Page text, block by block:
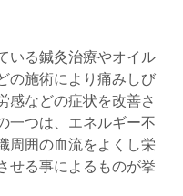
いる鍼灸治療やオイル
の施術により痛みしび
感などの症状を改善さ
一つは、エネルギー不
周囲の血流をよくし栄
せる事によるものが挙